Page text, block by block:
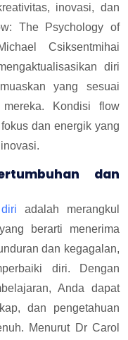
inovasi, dan
The Psychology of
Csiksentmihai
diri
yang sesuai
Kondisi flow
dan energik yang
dan
adalah merangkul
berarti menerima
dan kegagalan,
diri. Dengan
Anda dapat
dan pengetahuan
Menurut Dr Carol